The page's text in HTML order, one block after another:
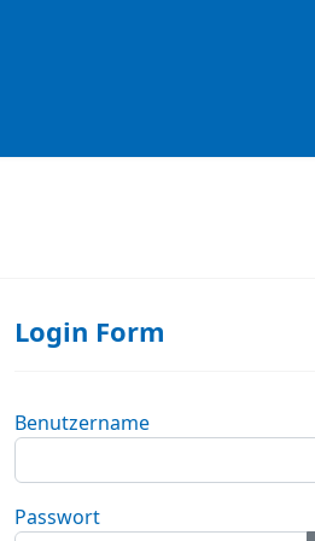
Login Form
Benutzername
Passwort